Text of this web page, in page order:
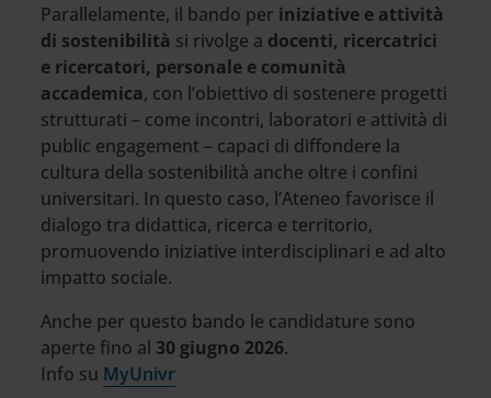
Parallelamente, il bando per iniziative e attività
di sostenibilità si rivolge a docenti, ricercatrici
e ricercatori, personale e comunità
accademica, con l’obiettivo di sostenere progetti
strutturati – come incontri, laboratori e attività di
public engagement – capaci di diffondere la
cultura della sostenibilità anche oltre i confini
universitari. In questo caso, l’Ateneo favorisce il
dialogo tra didattica, ricerca e territorio,
promuovendo iniziative interdisciplinari e ad alto
impatto sociale.
Anche per questo bando le candidature sono
aperte fino al 30 giugno 2026.
Info su MyUnivr